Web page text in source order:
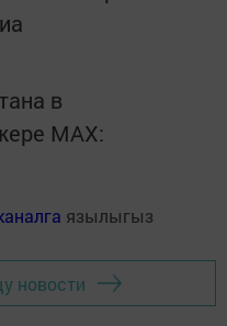
в
MАХ:
язылыгыз
новости